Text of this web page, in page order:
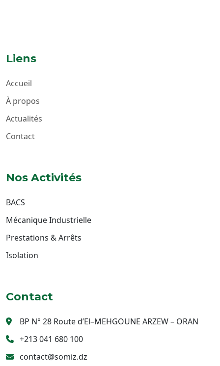
Liens
Accueil
À propos
Actualités
Contact
Nos Activités
BACS
Mécanique Industrielle
Prestations & Arrêts
Isolation
Contact
BP N° 28 Route d’El–MEHGOUNE ARZEW – ORAN
+213 041 680 100
contact@somiz.dz